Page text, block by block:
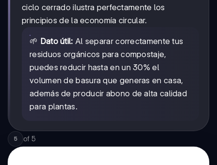
ciclo cerrado ilustra perfectamente los
principios de la economía circular.
🌱 Dato útil: Al separar correctamente tus
residuos orgánicos para compostaje,
puedes reducir hasta en un 30% el
volumen de basura que generas en casa,
además de producir abono de alta calidad
para plantas.
5 of 5